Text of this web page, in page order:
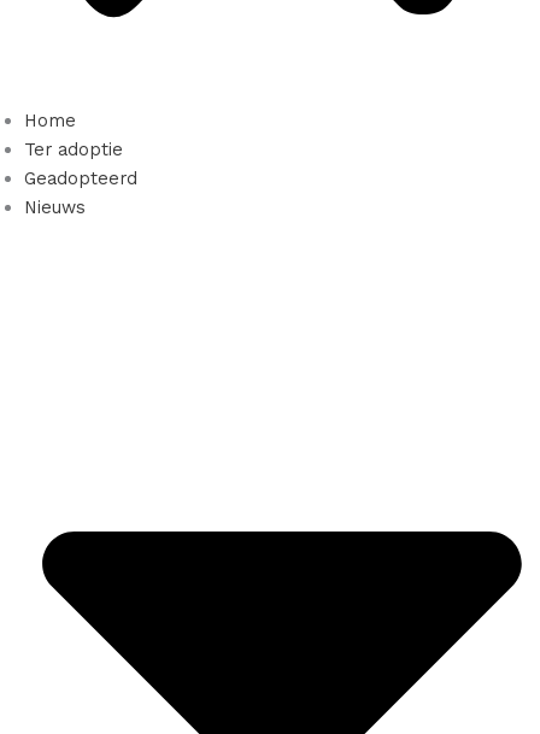
Home
Ter adoptie
Geadopteerd
Nieuws